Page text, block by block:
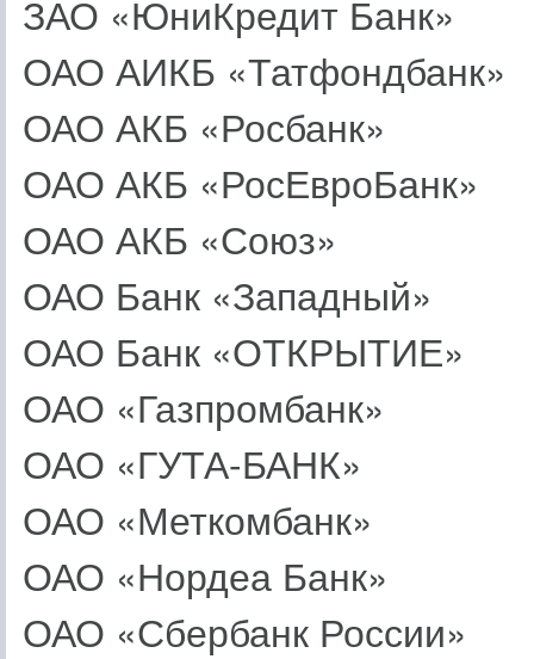
ЗАО «ЮниКредит Банк»
ОАО АИКБ «Татфондбанк»
ОАО АКБ «Росбанк»
ОАО АКБ «РосЕвроБанк»
ОАО АКБ «Союз»
ОАО Банк «Западный»
ОАО Банк «ОТКРЫТИЕ»
ОАО «Газпромбанк»
ОАО «ГУТА-БАНК»
ОАО «Меткомбанк»
ОАО «Нордеа Банк»
ОАО «Сбербанк России»